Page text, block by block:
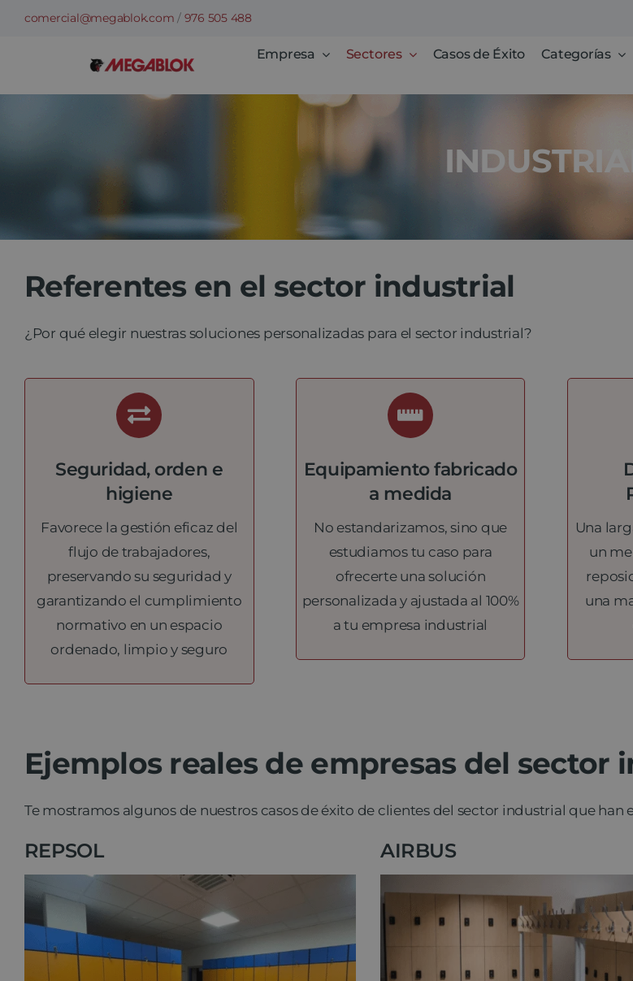
Saltarcomercial@megablok.com / 976 505 488
Empresa Sectores Casos de Éxito Categorías
Referentes en el sector industrial
¿Por qué elegir nuestras soluciones personalizadas para el sector industrial?
Seguridad, orden e
higiene
Favorece la gestión eficaz del
flujo de trabajadores,
preservando su seguridad y
garantizando el cumplimiento
normativo en un espacio
ordenado, limpio y seguro
Equipamiento fabricado
a medida
No estandarizamos, sino que
estudiamos tu caso para
ofrecerte una solución
personalizada y ajustada al 100%
a tu empresa industrial
Una
un
una
Ejemplos reales de empresas del sector
Te mostramos algunos de nuestros casos de éxito de clientes del sector industrial que han
REPSOL AIRBUS